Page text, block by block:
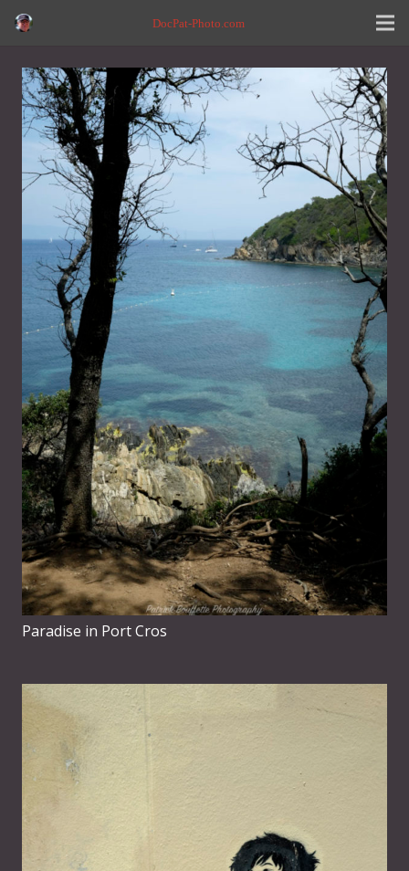
DocPat-Photo.com
Paradise in Port Cros